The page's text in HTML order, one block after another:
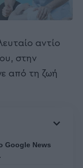
αντίο
στην
από τη ζωή
Google News